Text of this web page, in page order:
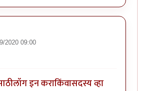
2020 09:00
लॉग इन कराकिंवासदस्य व्हा